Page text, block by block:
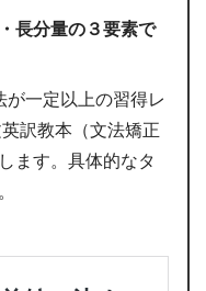
長分量の３要素で
が一定以上の習得レ
訳教本（文法矯正
ます。具体的なタ